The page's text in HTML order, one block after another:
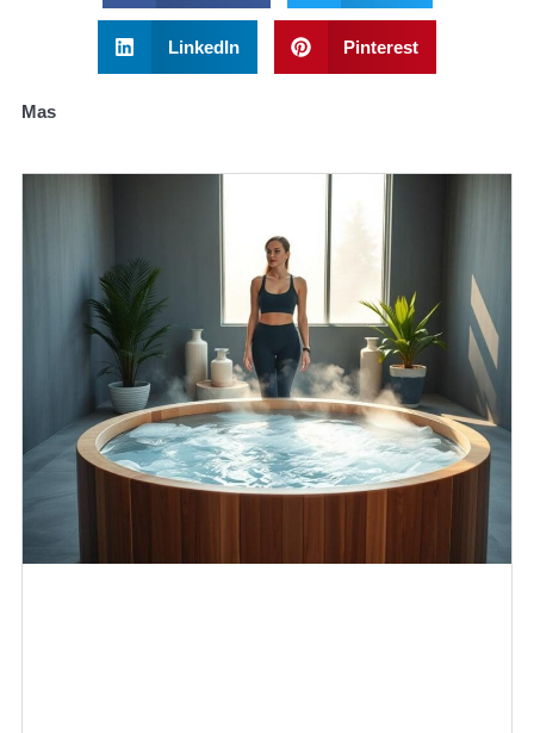
LinkedIn Pinterest
Mas